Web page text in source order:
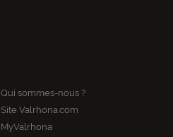
Qui sommes-nous ?
Site Valrhona.com
MyValrhona